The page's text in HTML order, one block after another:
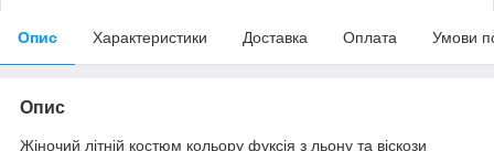
Опис Характеристики Доставка Оплата Умови
Опис
Жіночий літній костюм кольору фуксія з льону та віскози